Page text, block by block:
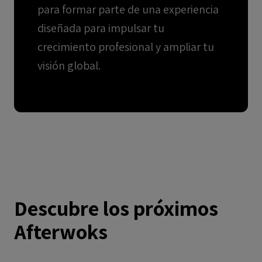
para formar parte de una experiencia
diseñada para impulsar tu
crecimiento profesional y ampliar tu
visión global.
Descubre los próximos
Afterwoks